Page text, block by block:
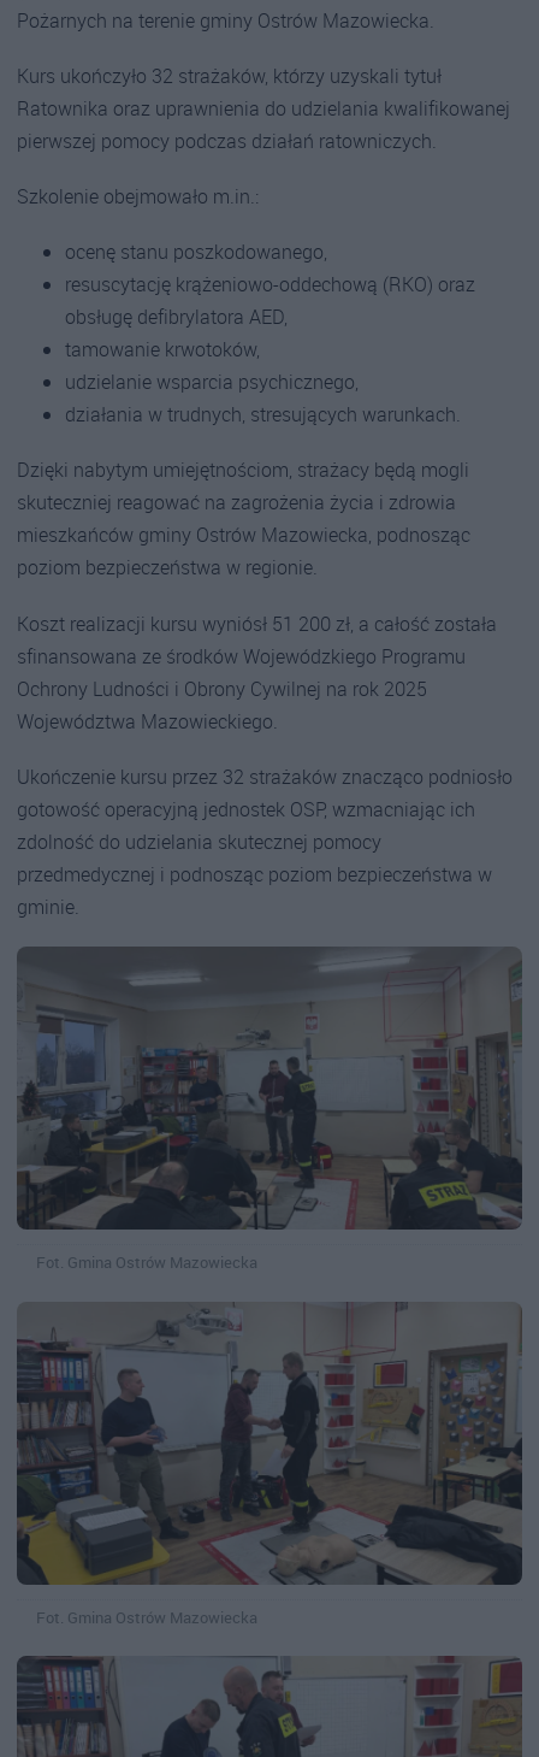
Pożarnych na terenie gminy Ostrów Mazowiecka.
Kurs ukończyło 32 strażaków, którzy uzyskali tytuł
Ratownika oraz uprawnienia do udzielania kwalifikowanej
pierwszej pomocy podczas działań ratowniczych.
Szkolenie obejmowało m.in.:
ocenę stanu poszkodowanego,
resuscytację krążeniowo-oddechową (RKO) oraz
obsługę defibrylatora AED,
tamowanie krwotoków,
udzielanie wsparcia psychicznego,
działania w trudnych, stresujących warunkach.
Dzięki nabytym umiejętnościom, strażacy będą mogli
skuteczniej reagować na zagrożenia życia i zdrowia
mieszkańców gminy Ostrów Mazowiecka, podnosząc
poziom bezpieczeństwa w regionie.
Koszt realizacji kursu wyniósł 51 200 zł, a całość została
sfinansowana ze środków Wojewódzkiego Programu
Ochrony Ludności i Obrony Cywilnej na rok 2025
Województwa Mazowieckiego.
Ukończenie kursu przez 32 strażaków znacząco podniosło
gotowość operacyjną jednostek OSP, wzmacniając ich
zdolność do udzielania skutecznej pomocy
przedmedycznej i podnosząc poziom bezpieczeństwa w
gminie.
Fot. Gmina Ostrów Mazowiecka
Fot. Gmina Ostrów Mazowiecka